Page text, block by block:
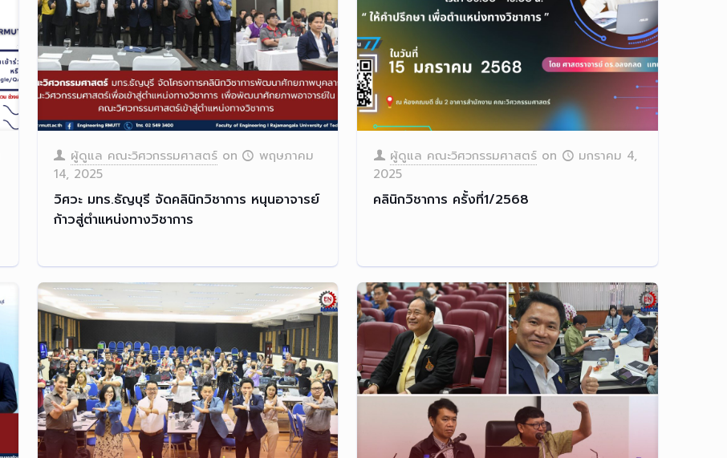
ผู้ดูแล คณะวิศวกรรมศาสตร์ on
พฤษภาคม
14, 2025
วิศวะ มทร.ธัญบุรี จัดคลินิกวิชาการ หนุนอาจารย์
ก้าวสู่ตำแหน่งทางวิชาการ
ผู้ดูแล คณะวิศวกรรมศาสตร์ on
มกราคม 4,
2025
คลินิกวิชาการ ครั้งที่1/2568